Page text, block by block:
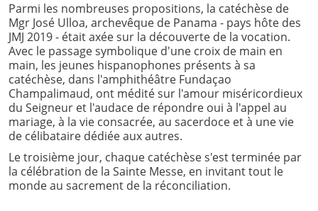
Parmi les nombreuses propositions, la catéchèse de
Mgr José Ulloa, archevêque de Panama - pays hôte des
JMJ 2019 - était axée sur la découverte de la vocation.
Avec le passage symbolique d'une croix de main en
main, les jeunes hispanophones présents à sa
catéchèse, dans l'amphithéâtre Fundaçao
Champalimaud, ont médité sur l'amour miséricordieux
du Seigneur et l'audace de répondre oui à l'appel au
mariage, à la vie consacrée, au sacerdoce et à une vie
de célibataire dédiée aux autres.
Le troisième jour, chaque catéchèse s'est terminée par
la célébration de la Sainte Messe, en invitant tout le
monde au sacrement de la réconciliation.